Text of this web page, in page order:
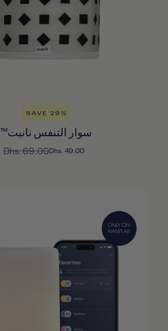
SAVE 29%
سوار التنفس نانيت™
السعر
Dhs. 49.00السعر
Dhs. 69.00